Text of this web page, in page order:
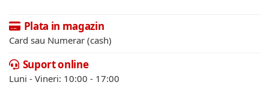
Plata in magazin
Card sau Numerar (cash)
Suport online
Luni - Vineri: 10:00 - 17:00